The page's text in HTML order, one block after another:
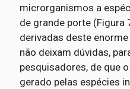
microrganismos a
de grande porte (Figura
derivadas deste
não deixam dúvidas,
pesquisadores, de que
gerado pelas espécies